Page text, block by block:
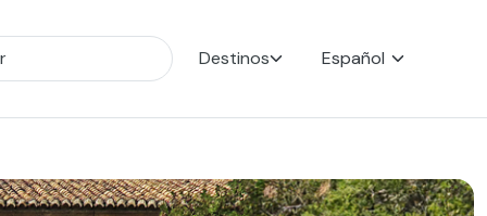
Destinos Español